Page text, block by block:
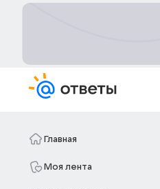
Главная
Моя лента